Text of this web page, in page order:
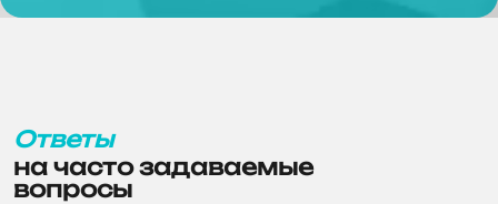
Ответы
на часто задаваемые
вопросы